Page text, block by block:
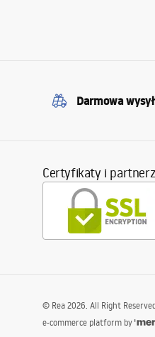
Darmowa
Certyfikaty i
© Rea 2026. All Right
e-commerce platform by